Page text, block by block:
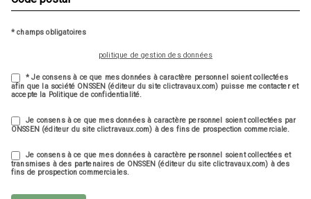
* champs obligatoires
politique de gestion des données
* Je consens à ce que mes données à caractère personnel soient collectées
afin que la société ONSSEN (éditeur du site clictravaux.com) puisse me contacter et
accepte la Politique de confidentialité.
Je consens à ce que mes données à caractère personnel soient collectées par
ONSSEN (éditeur du site clictravaux.com) à des fins de prospection commerciale.
Je consens à ce que mes données à caractère personnel soient collectées et
transmises à des partenaires de ONSSEN (éditeur du site clictravaux.com) à des
fins de prospection commerciales.